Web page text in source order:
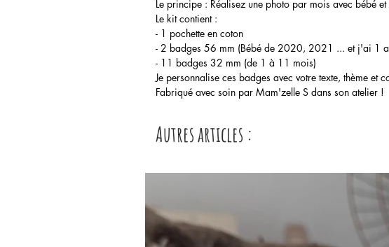
Le principe : Réalisez une photo par mois avec bébé
Le kit contient :
- 1 pochette en coton
- 2 badges 56 mm (Bébé de 2020, 2021 ... et j'ai 1
- 11 badges 32 mm (de 1 à 11 mois)
Je personnalise ces badges avec votre texte, thème et
Fabriqué avec soin par Mam'zelle S dans son atelier !
Autres articles :